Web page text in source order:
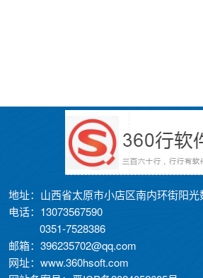
地址：山西省太原市小店区南内环街阳光
电话：13073567590
0351-7528386
邮箱：396235702@qq.com
网址：www.360hsoft.com